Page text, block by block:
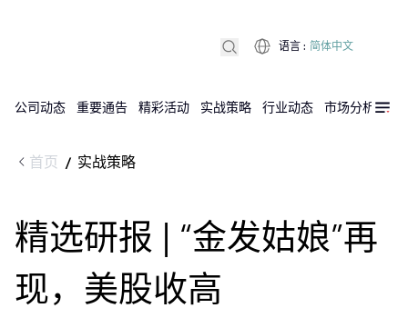
公司动态 重要通告 精彩活动 实战策略 行业动态 市场分析
语言 : 简体中文
首页 / 实战策略
精选研报 | “金发姑娘”再
现，美股收高